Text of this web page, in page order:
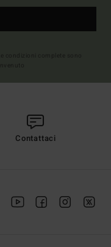
Contattaci